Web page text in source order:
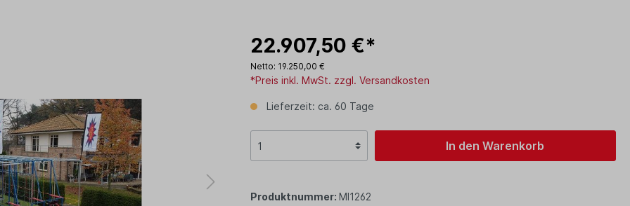
22.907,50 €*
Netto: 19.250,00 €
*Preis inkl. MwSt. zzgl. Versandkosten
Lieferzeit: ca. 60 Tage
In den Warenkorb
Produktnummer: MI1262